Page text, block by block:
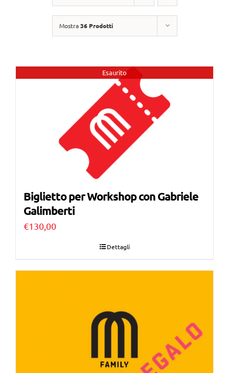
Mostra36 Prodotti
Esaurito
Biglietto per Workshop con Gabriele
Galimberti
€130,00
Dettagli